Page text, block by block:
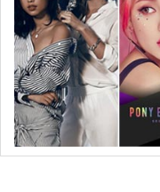
跟随电影去旅行：布拉格 在